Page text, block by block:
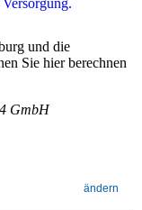
und die
Sie hier berechnen
GmbH